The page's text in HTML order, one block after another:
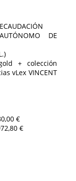
DE
+ colección
vLex VINCENT
€
€